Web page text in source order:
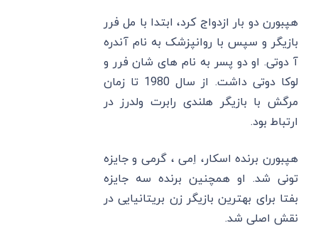
هپبورن دو بار ازدواج کرد، ابتدا با مل فرر
بازیگر و سپس با روانپزشک به نام آندره
آ دوتی. او دو پسر به نام ‌های شان فرر و
لوکا دوتی داشت. از سال 1980 تا زمان
مرگش با بازیگر هلندی رابرت ولدرز در
ارتباط بود.
هپبورن برنده اسکار، اِمی ، گرمی و جایزه
تونی شد. او همچنین برنده سه جایزه
بفتا برای بهترین بازیگر زن بریتانیایی در
نقش اصلی شد.